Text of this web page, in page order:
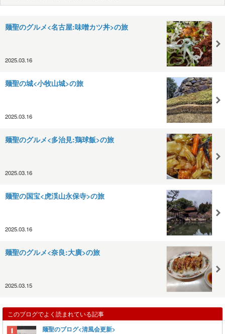
麺聖のグルメ<名古屋:味噌カツ丼>の旅
2025.03.16
麺聖の城<小牧山城>の旅
2025.03.16
麺聖のグルメ<多治見:鶏球飯>の旅
2025.03.16
麺聖の国宝<虎渓山永保寺>の旅
2025.03.16
麺聖のグルメ<奈良:大廣>の旅
2025.03.15
このブログでよく読まれている記事
麺聖のブログ<清風会更新>